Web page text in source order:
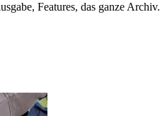
Features, das ganze Archiv.